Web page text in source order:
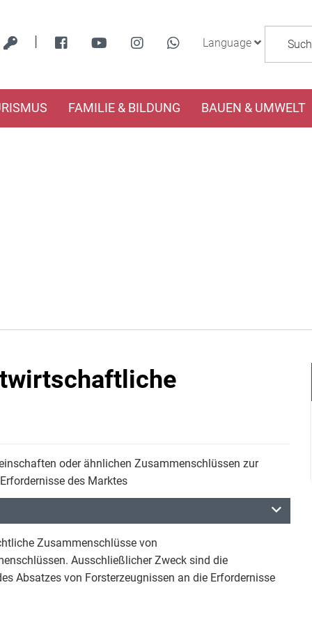
| Language
FAMILIE & BILDUNG BAUEN & UMWELT
oder ähnlichen Zusammenschlüssen zur
des Marktes
Zusammenschlüsse von
Ausschließlicher Zweck sind die
Absatzes von Forsterzeugnissen an die Erfordernisse